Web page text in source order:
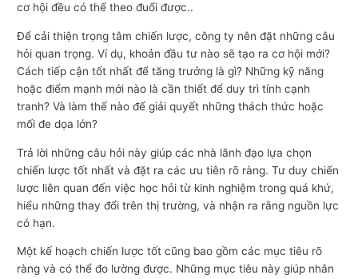
cơ hội đều có thể theo đuổi được..
Để cải thiện trọng tâm chiến lược, công ty nên đặt những câu
hỏi quan trọng. Ví dụ, khoản đầu tư nào sẽ tạo ra cơ hội mới?
Cách tiếp cận tốt nhất để tăng trưởng là gì? Những kỹ năng
hoặc điểm mạnh mới nào là cần thiết để duy trì tính cạnh
tranh? Và làm thế nào để giải quyết những thách thức hoặc
mối đe dọa lớn?
Trả lời những câu hỏi này giúp các nhà lãnh đạo lựa chọn
chiến lược tốt nhất và đặt ra các ưu tiên rõ ràng. Tư duy chiến
lược liên quan đến việc học hỏi từ kinh nghiệm trong quá khứ,
hiểu những thay đổi trên thị trường, và nhận ra rằng nguồn lực
có hạn.
Một kế hoạch chiến lược tốt cũng bao gồm các mục tiêu rõ
ràng và có thể đo lường được. Những mục tiêu này giúp nhân